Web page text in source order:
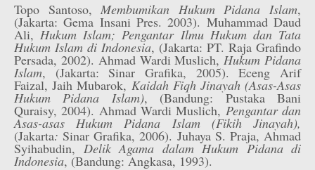
Topo Santoso,Membumikan Hukum Pidana Islam,
(Jakarta: Gema Insani Pres. 2003). Muhammad Daud
Ali,Hukum Islam; Pengantar Ilmu Hukum dan Tata
Hukum Islam di Indonesia, (Jakarta: PT. Raja Grafindo
Persada, 2002). Ahmad Wardi Muslich,Hukum Pidana
Islam, (Jakarta: Sinar Grafika, 2005). Eceng Arif
Faizal, Jaih Mubarok, Kaidah Fiqh Jinayah (Asas-Asas
Hukum Pidana Islam), (Bandung: Pustaka Bani
Quraisy, 2004). Ahmad Wardi Muslich, Pengantar dan
Asas-asas Hukum Pidana Islam (Fikih Jinayah),
(Jakarta: Sinar Grafika, 2006). Juhaya S. Praja, Ahmad
Syihabudin, Delik Agama dalam Hukum Pidana di
Indonesia, (Bandung: Angkasa, 1993).